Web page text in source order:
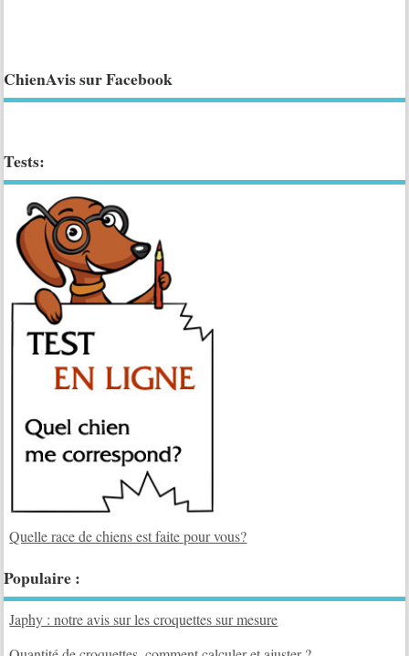
ChienAvis sur Facebook
Tests:
Quelle race de chiens est faite pour vous?
Populaire :
Japhy : notre avis sur les croquettes sur mesure